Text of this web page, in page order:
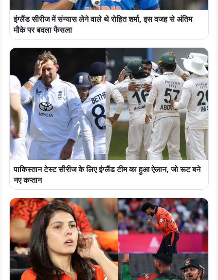
इंग्लैंड सीरीज में संन्यास लेने वाले थे रोहित शर्मा, इस वजह से अंतिम
मौके पर बदला फैसला
पाकिस्तान टेस्ट सीरीज के लिए इंग्लैंड टीम का हुआ ऐलान, जो रूट बने
नए कप्तान